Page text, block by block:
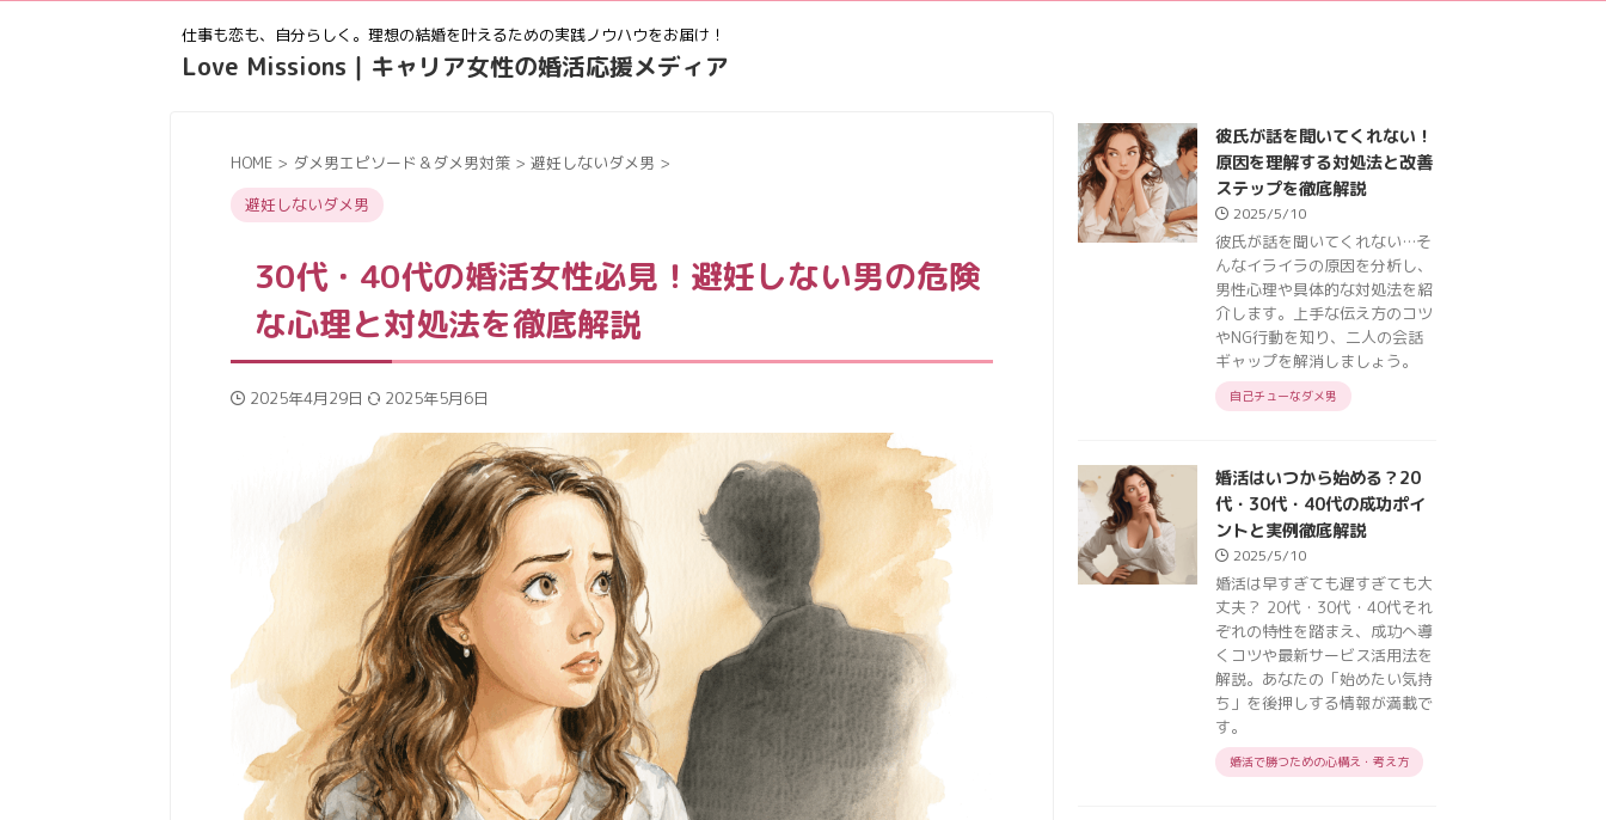
仕事も恋も、自分らしく。理想の結婚を叶えるための実践ノウハウをお届け！
Love Missions｜キャリア女性の婚活応援メディア
HOME > ダメ男エピソード＆ダメ男対策 > 避妊しないダメ男 >
避妊しないダメ男
30代・40代の婚活女性必見！避妊しない男の危険
な心理と対処法を徹底解説
2025年4月29日 2025年5月6日
彼氏が話を聞いてくれない！
原因を理解する対処法と改善
ステップを徹底解説
2025/5/10
彼氏が話を聞いてくれない…そ
んなイライラの原因を分析し、
男性心理や具体的な対処法を紹
介します。上手な伝え方のコツ
やNG行動を知り、二人の会話
ギャップを解消しましょう。
自己チューなダメ男
婚活はいつから始める？20
代・30代・40代の成功ポイ
ントと実例徹底解説
2025/5/10
婚活は早すぎても遅すぎても大
丈夫？ 20代・30代・40代それ
ぞれの特性を踏まえ、成功へ導
くコツや最新サービス活用法を
解説。あなたの「始めたい気持
ち」を後押しする情報が満載で
す。
婚活で勝つための心構え・考え方